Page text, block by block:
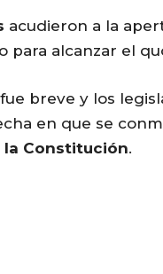
acudieron a la
para alcanzar el
breve y los
en que se
la Constitución.